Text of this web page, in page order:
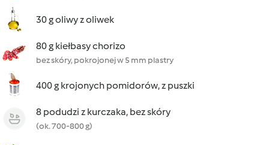
30 g oliwy z oliwek
80 g kiełbasy chorizo
bez skóry, pokrojonej w 5 mm plastry
400 g krojonych pomidorów, z puszki
8 podudzi z kurczaka, bez skóry
(ok. 700-800 g)